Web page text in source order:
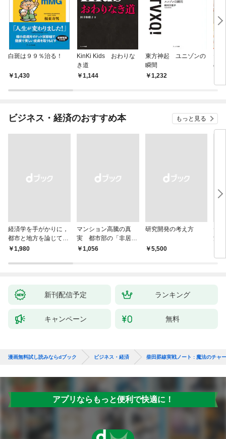
白斑は９９％治る！
1,430
KinKi Kids おわりな
き道
1,144
東方神起 ユニゾンの
瞬間
1,232
た
の
0倍
ビジネス・経済のおすすめ本 もっと見る
経済学を手がかりに，
都市と地方を論じてみ
よう
￥1,980
マンション高騰の真
実 都市部の「非居住
化」が街を壊す
￥1,056
研究開発の考え方
￥5,500
デ
洋
新刊配信予定 ランキング
キャンペーン 無料
漫画無料試し読みならdブック ビジネス・経済 柴田罫線実戦ノート : 魔法のチャ
アプリならもっと便利で快適に！